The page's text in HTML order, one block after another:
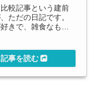
較記事という建前
ただの日記です。
きで、雑食なもの
メン食べに回転寿
お得なキャンペー